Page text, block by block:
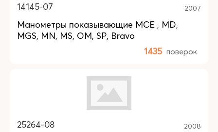
14145-07 2007
Манометры показывающие MCE , MD,
MGS, MN, MS, OM, SP, Bravo
1435 поверок
25264-08 2008